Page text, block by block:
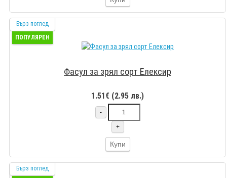
Бърз поглед
ПОПУЛЯРЕН
Фасул за зрял сорт Елексир
1.51€ (2.95 лв.)
-
+
Купи
Бърз поглед